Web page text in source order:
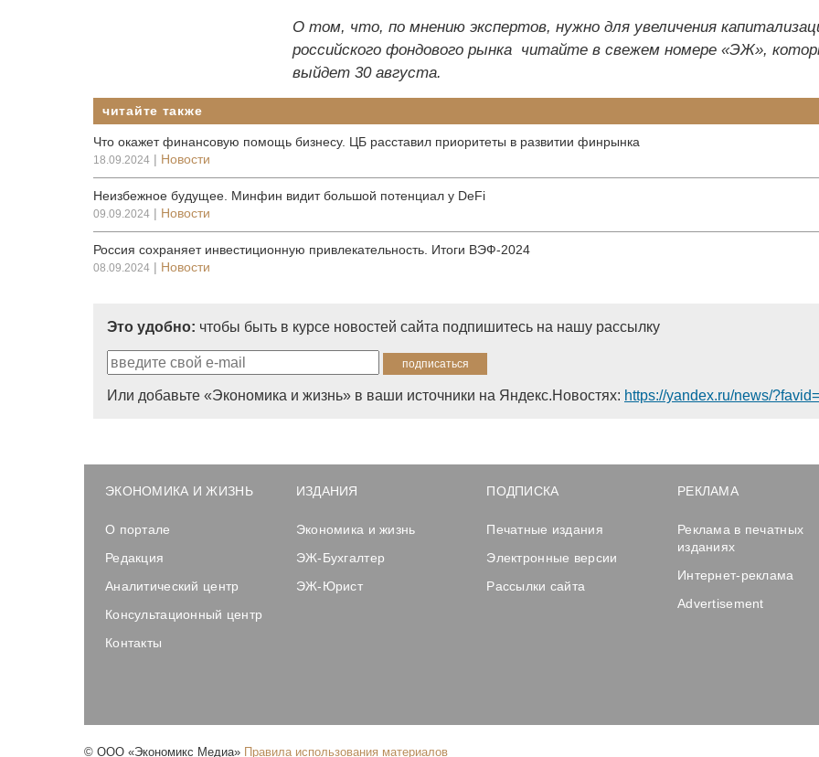
О том, что, по мнению экспертов, нужно для увеличения
российского фондового рынка читайте в свежем номере «ЭЖ»,
выйдет 30 августа.
читайте также
Что окажет финансовую помощь бизнесу. ЦБ расставил приоритеты в развитии финрынка
18.09.2024 | Новости
Неизбежное будущее. Минфин видит большой потенциал у DeFi
09.09.2024 | Новости
Россия сохраняет инвестиционную привлекательность. Итоги ВЭФ-2024
08.09.2024 | Новости
Это удобно: чтобы быть в курсе новостей сайта подпишитесь на нашу рассылку
Или добавьте «Экономика и жизнь» в ваши источники на Яндекс.Новостях: https://yandex.ru/news/
ЭКОНОМИКА И ЖИЗНЬ
О портале
Редакция
Аналитический центр
Консультационный центр
Контакты
ИЗДАНИЯ
Экономика и жизнь
ЭЖ-Бухгалтер
ЭЖ-Юрист
ПОДПИСКА
Печатные издания
Электронные версии
Рассылки сайта
РЕКЛАМА
Реклама в печатных
изданиях
Интернет-реклама
Advertisement
© ООО «Экономикс Медиа» Правила использования материалов